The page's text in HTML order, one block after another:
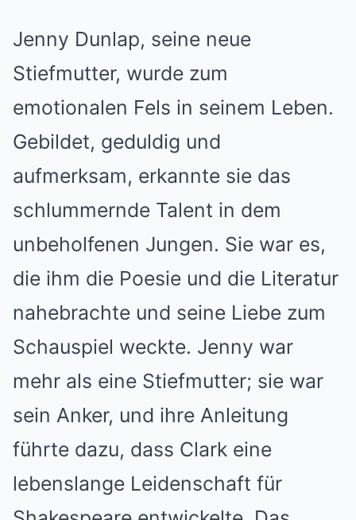
Jenny Dunlap, seine neue
Stiefmutter, wurde zum
emotionalen Fels in seinem Leben.
Gebildet, geduldig und
aufmerksam, erkannte sie das
schlummernde Talent in dem
unbeholfenen Jungen. Sie war es,
die ihm die Poesie und die Literatur
nahebrachte und seine Liebe zum
Schauspiel weckte. Jenny war
mehr als eine Stiefmutter; sie war
sein Anker, und ihre Anleitung
führte dazu, dass Clark eine
lebenslange Leidenschaft für